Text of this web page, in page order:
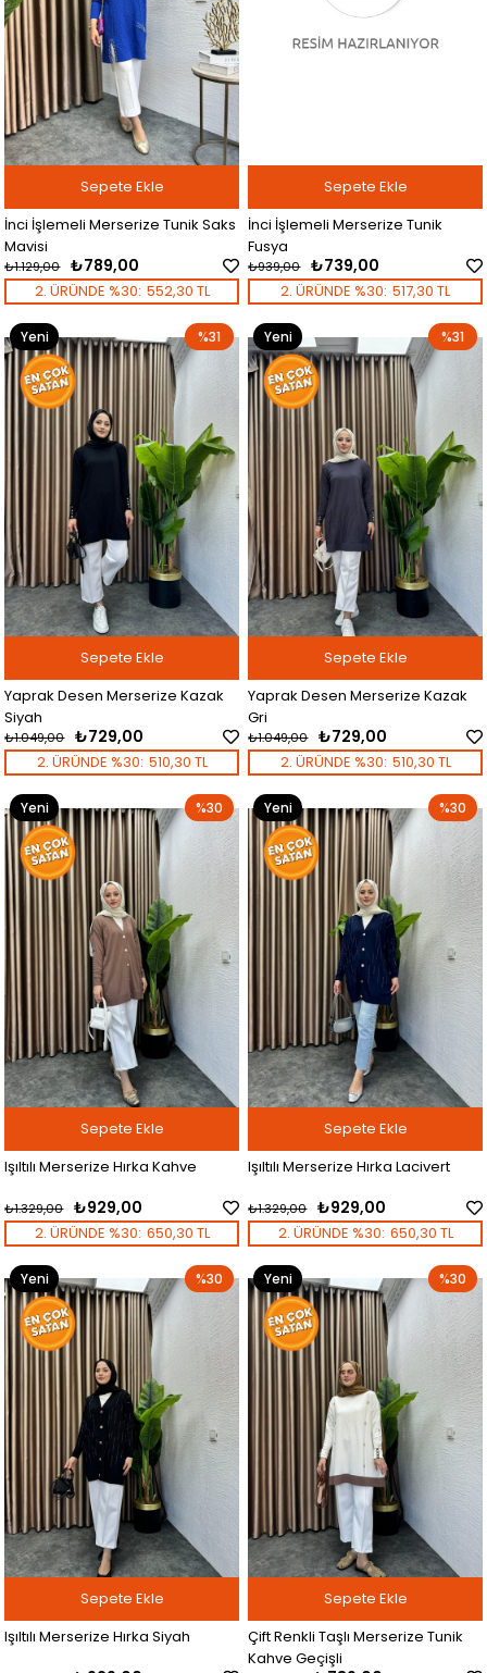
İnci İşlemeli Merserize Tunik Saks
Mavisi
₺789,00
₺1.129,00
Sepete Ekle
2. ÜRÜNDE %30: 552,30 TL
İnci İşlemeli Merserize Tunik
Fusya
₺739,00
₺939,00
Sepete Ekle
2. ÜRÜNDE %30: 517,30 TL
Yaprak Desen Merserize Kazak
Siyah
₺729,00
₺1.049,00
Sepete Ekle
%31
Yeni
Ürün
2. ÜRÜNDE %30: 510,30 TL
Yaprak Desen Merserize Kazak
Gri
₺729,00
₺1.049,00
Sepete Ekle
%31
Yeni
Ürün
2. ÜRÜNDE %30: 510,30 TL
Işıltılı Merserize Hırka Kahve
₺929,00
₺1.329,00
Sepete Ekle
%30
Yeni
Ürün
2. ÜRÜNDE %30: 650,30 TL
Işıltılı Merserize Hırka Lacivert
₺929,00
₺1.329,00
Sepete Ekle
%30
Yeni
Ürün
2. ÜRÜNDE %30: 650,30 TL
Işıltılı Merserize Hırka Siyah
Sepete Ekle
%30
Yeni
Ürün
Çift Renkli Taşlı Merserize Tunik
Kahve Geçişli
Sepete Ekle
%30
Yeni
Ürün